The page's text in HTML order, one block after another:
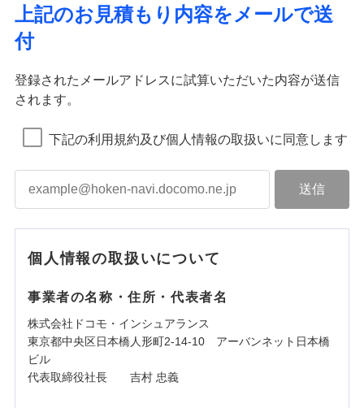
上記のお見積もり内容をメールで送
付
登録されたメールアドレスに試算いただいた内容が送信
されます。
下記の利用規約及び個人情報の取扱いに同意します
個人情報の取扱いについて
事業者の名称・住所・代表者名
株式会社ドコモ・インシュアランス
東京都中央区日本橋人形町2-14-10 アーバンネット日本橋
ビル
代表取締役社長 吉村 忠義